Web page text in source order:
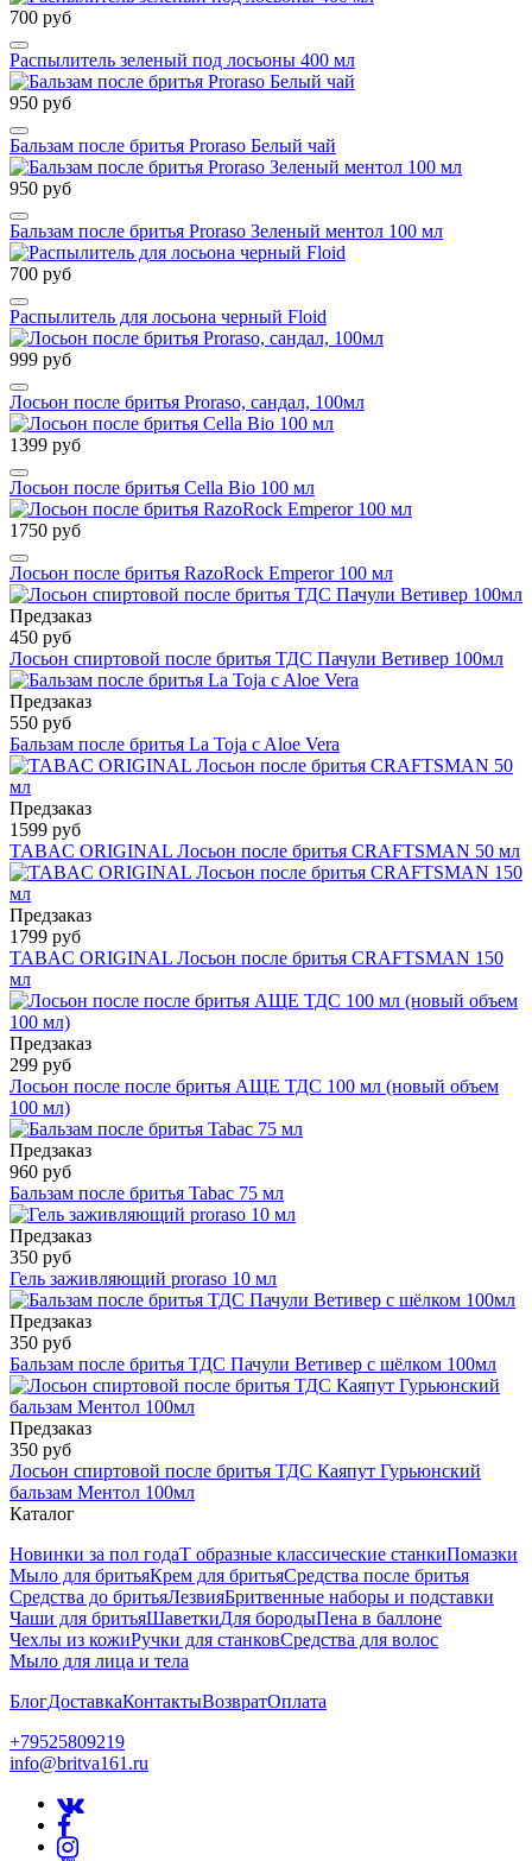
700 руб
Распылитель зеленый под лосьоны 400 мл
950 руб
Бальзам после бритья Proraso Белый чай
950 руб
Бальзам после бритья Proraso Зеленый ментол 100 мл
700 руб
Распылитель для лосьона черный Floid
999 руб
Лосьон после бритья Proraso, сандал, 100мл
1399 руб
Лосьон после бритья Cella Bio 100 мл
1750 руб
Лосьон после бритья RazoRock Emperor 100 мл
Предзаказ
450 руб
Лосьон спиртовой после бритья ТДС Пачули Ветивер 100мл
Предзаказ
550 руб
Бальзам после бритья La Toja c Aloe Vera
Предзаказ
1599 руб
TABAC ORIGINAL Лосьон после бритья CRAFTSMAN 50 мл
Предзаказ
1799 руб
TABAC ORIGINAL Лосьон после бритья CRAFTSMAN 150
мл
Предзаказ
299 руб
Лосьон после после бритья АЩЕ ТДС 100 мл (новый объем
100 мл)
Предзаказ
960 руб
Бальзам после бритья Tabac 75 мл
Предзаказ
350 руб
Гель заживляющий proraso 10 мл
Предзаказ
350 руб
Бальзам после бритья ТДС Пачули Ветивер с шёлком 100мл
Предзаказ
350 руб
Лосьон спиртовой после бритья ТДС Каяпут Гурьюнский
бальзам Ментол 100мл
Каталог
Новинки за пол годаТ образные классические станкиПомазки
Мыло для бритьяКрем для бритьяСредства после бритья
Средства до бритьяЛезвияБритвенные наборы и подставки
Чаши для бритьяШаветкиДля бородыПена в баллоне
Чехлы из кожиРучки для станковСредства для волос
Мыло для лица и тела
БлогДоставкаКонтактыВозвратОплата
+79525809219
info@britva161.ru